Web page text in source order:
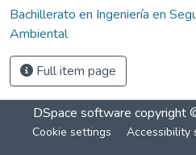
Bachillerato en Ingeniería en
Ambiental
Full item page
DSpace software copyright
Cookie settings Accessibility